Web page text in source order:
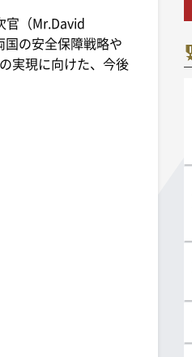
官（Mr.David
の安全保障戦略や
実現に向けた、今後